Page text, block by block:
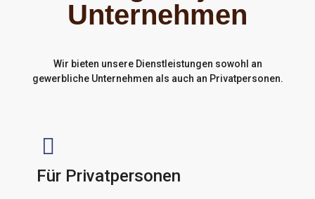
Unternehmen
Wir bieten unsere Dienstleistungen sowohl an
gewerbliche Unternehmen als auch an Privatpersonen.
Für Privatpersonen